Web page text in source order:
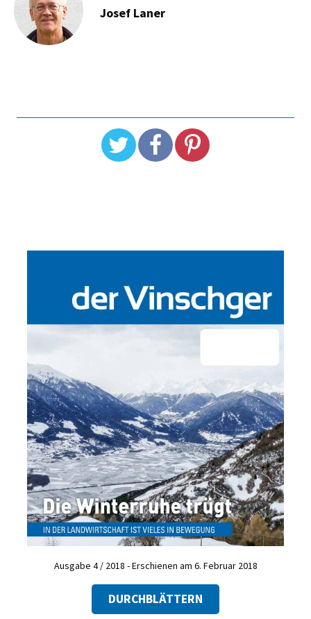
Josef Laner
Ausgabe 4 / 2018 - Erschienen am 6. Februar 2018
DURCHBLÄTTERN